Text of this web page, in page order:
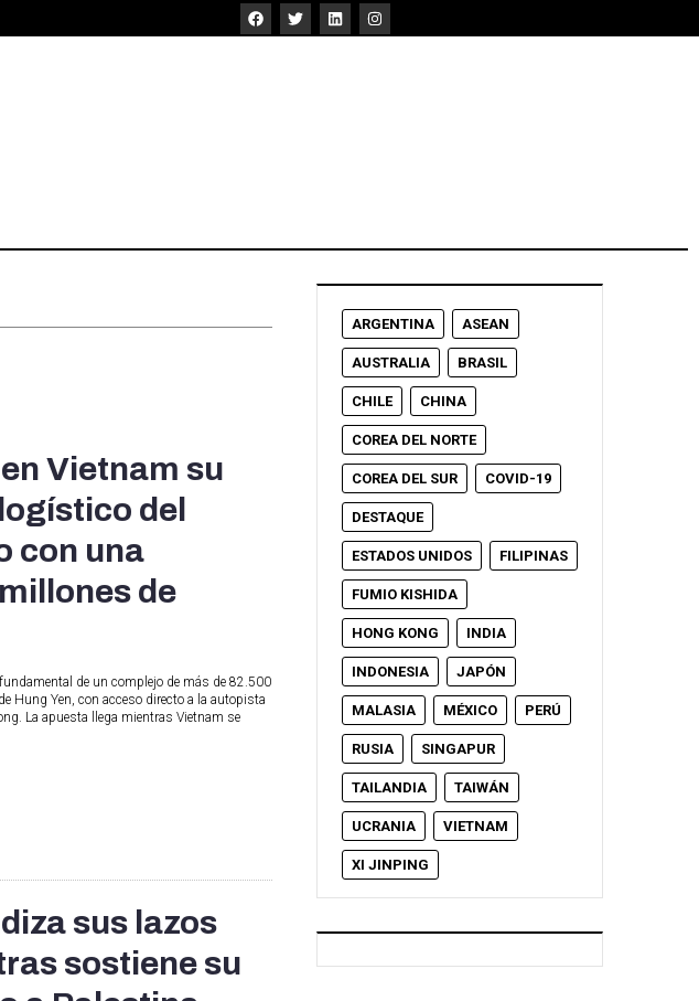
Vietnam su
del
con una
de
de un complejo de más de 82.500
Hung Yen, con acceso directo a la autopista
La apuesta llega mientras Vietnam se
sus lazos
sostiene su
ARGENTINA ASEAN
AUSTRALIA BRASIL
CHILE CHINA
COREA DEL NORTE
COREA DEL SUR COVID-19
DESTAQUE
ESTADOS UNIDOS FILIPINAS
FUMIO KISHIDA
HONG KONG INDIA
INDONESIA JAPÓN
MALASIA MÉXICO PERÚ
RUSIA SINGAPUR
TAILANDIA TAIWÁN
UCRANIA VIETNAM
XI JINPING